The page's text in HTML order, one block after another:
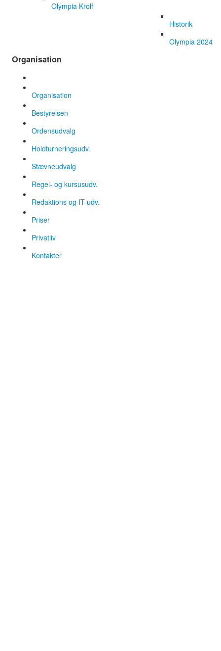
Olympia Krolf
Historik
Olympia 2024
Organisation
Organisation
Bestyrelsen
Ordensudvalg
Holdturneringsudv.
Stævneudvalg
Regel- og kursusudv.
Redaktions og IT-udv.
Priser
Privatliv
Kontakter